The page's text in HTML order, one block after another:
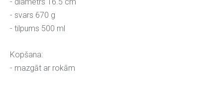
- svars 670 g
- tilpums 500 ml
Kopšana:
- mazgāt ar rokām